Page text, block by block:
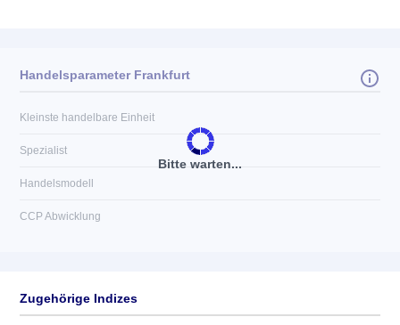
Bitte warten...
Handelsparameter Frankfurt
Kleinste handelbare Einheit
Spezialist
Handelsmodell
CCP Abwicklung
Zugehörige Indizes